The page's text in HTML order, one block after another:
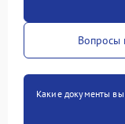
Вопросы
Какие документы вы